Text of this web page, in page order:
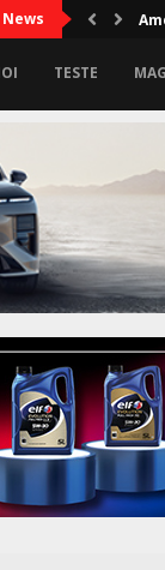
TESTE